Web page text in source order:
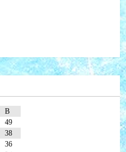
B
49
38
36